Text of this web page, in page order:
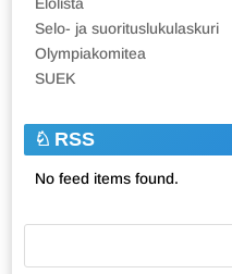
Selo- ja suorituslukulaskuri
Olympiakomitea
SUEK
RSS
No feed items found.